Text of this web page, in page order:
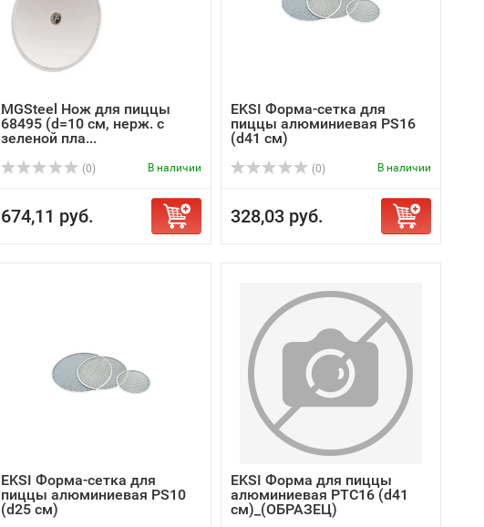
MGSteel Нож для пиццы
68495 (d=10 см, нерж. с
зеленой пла...
(0) В наличии
674,11 руб.
EKSI Форма-сетка для
пиццы алюминиевая PS16
(d41 см)
(0) В наличии
328,03 руб.
EKSI Форма-сетка для
пиццы алюминиевая PS10
(d25 см)
EKSI Форма для пиццы
алюминиевая PTC16 (d41
см)_(ОБРАЗЕЦ)